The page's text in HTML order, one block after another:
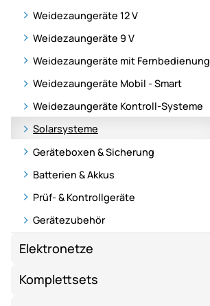
Weidezaungeräte 12 V
Weidezaungeräte 9 V
Weidezaungeräte mit Fernbedienung
Weidezaungeräte Mobil - Smart
Weidezaungeräte Kontroll-Systeme
Solarsysteme
Geräteboxen & Sicherung
Batterien & Akkus
Prüf- & Kontrollgeräte
Gerätezubehör
Elektronetze
Komplettsets